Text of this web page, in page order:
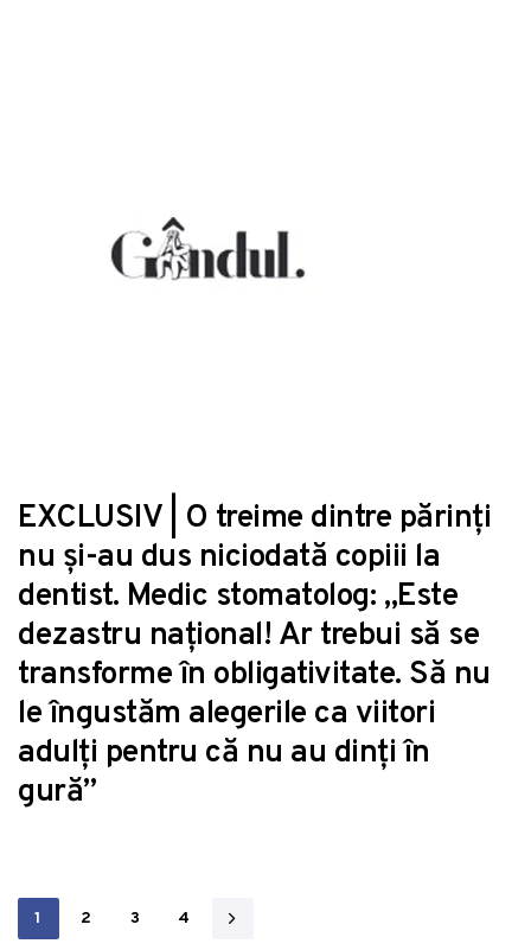
EXCLUSIV | O treime dintre părinți
nu și-au dus niciodată copiii la
dentist. Medic stomatolog: „Este
dezastru național! Ar trebui să se
transforme în obligativitate. Să nu
le îngustăm alegerile ca viitori
adulți pentru că nu au dinți în
gură”
1 2 3 4